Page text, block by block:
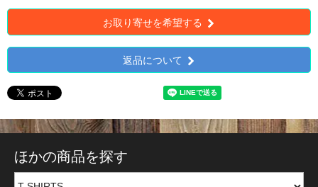
お取り寄せを希望する
返品について
ほかの商品を探す